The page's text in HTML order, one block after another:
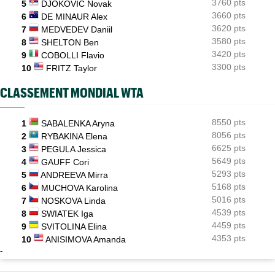
5
DJOKOVIC Novak
3760 pts
6
DE MINAUR Alex
3660 pts
7
MEDVEDEV Daniil
3620 pts
8
SHELTON Ben
3580 pts
9
COBOLLI Flavio
3420 pts
10
FRITZ Taylor 3300 pts
CLASSEMENT MONDIAL WTA
1 SABALENKA Aryna
8550 pts
2
RYBAKINA Elena
8056 pts
3
PEGULA Jessica
6625 pts
4
GAUFF Cori
5649 pts
5
ANDREEVA Mirra
5293 pts
6
MUCHOVA Karolina
5168 pts
7
NOSKOVA Linda
5016 pts
8
SWIATEK Iga
4539 pts
9
SVITOLINA Elina
4459 pts
10
ANISIMOVA Amanda 4353 pts
-